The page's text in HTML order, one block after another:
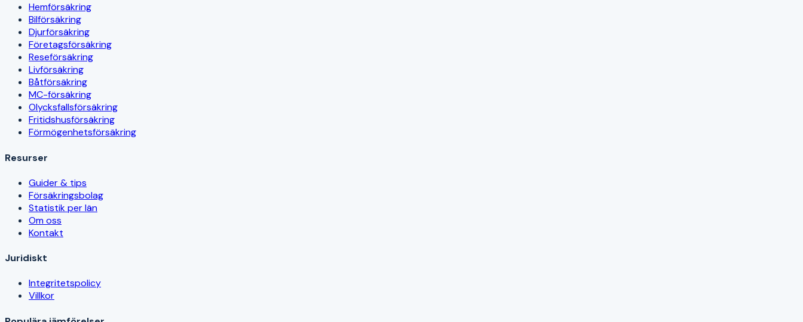
Hemförsäkring
Bilförsäkring
Djurförsäkring
Företagsförsäkring
Reseförsäkring
Livförsäkring
Båtförsäkring
MC-försäkring
Olycksfallsförsäkring
Fritidshusförsäkring
Förmögenhetsförsäkring
Resurser
Guider & tips
Försäkringsbolag
Statistik per län
Om oss
Kontakt
Juridiskt
Integritetspolicy
Villkor